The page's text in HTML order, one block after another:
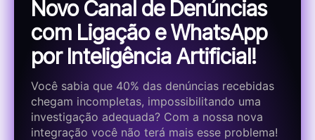
Novo Canal de Denúncias
com Ligação e WhatsApp
por Inteligência Artificial!
Você sabia que 40% das denúncias recebidas
chegam incompletas, impossibilitando uma
investigação adequada? Com a nossa nova
integração você não terá mais esse problema!